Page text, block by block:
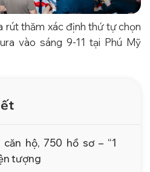
rút thăm xác định thứ tự chọn
vào sáng 9-11 tại Phú Mỹ
hộ, 750 hồ sơ – “1
tượng